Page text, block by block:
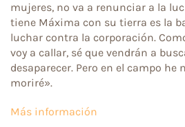
mujeres, no va a renunciar a la
tiene Máxima con su tierra es la
luchar contra la corporación.
voy a callar, sé que vendrán a
desaparecer. Pero en el campo he
moriré».
Más información